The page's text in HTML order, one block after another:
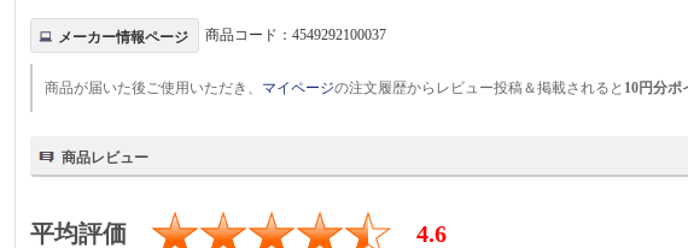
メーカー情報ページ 商品コード：4549292100037
商品が届いた後ご使用いただき、 マイページの注文履歴からレビュー投稿＆掲載されると 10円分ポ
商品レビュー
平均評価 4.6